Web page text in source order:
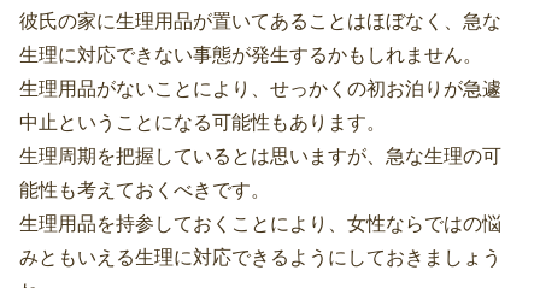
彼氏の家に生理用品が置いてあることはほぼなく、急な
生理に対応できない事態が発生するかもしれません。
生理用品がないことにより、せっかくの初お泊りが急遽
中止ということになる可能性もあります。
生理周期を把握しているとは思いますが、急な生理の可
能性も考えておくべきです。
生理用品を持参しておくことにより、女性ならではの悩
みともいえる生理に対応できるようにしておきましょう